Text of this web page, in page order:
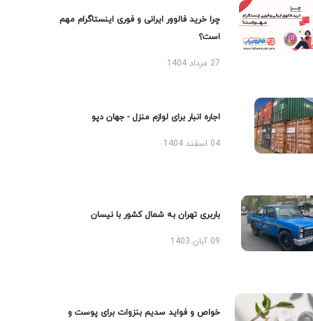
چرا خرید فالوور ایرانی و فوری اینستاگرام مهم
است؟
27 مرداد 1404
اجاره انبار برای لوازم منزل - جهان دپو
04 اسفند 1404
باربری تهران به شمال کشور با نیسان
09 آبان 1403
خواص و فواید سدیم بنزوات برای پوست و